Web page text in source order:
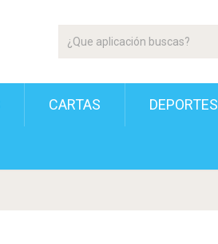
CARTAS DEPORTES